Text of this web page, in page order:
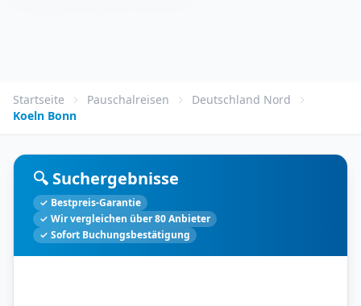
Startseite Pauschalreisen
Deutschland Nord
Koeln Bonn
🔍 Suchergebnisse
✓ Bestpreis-Garantie
✓ Wir vergleichen über 80 Anbieter
✓ Sofort Buchungsbestätigung